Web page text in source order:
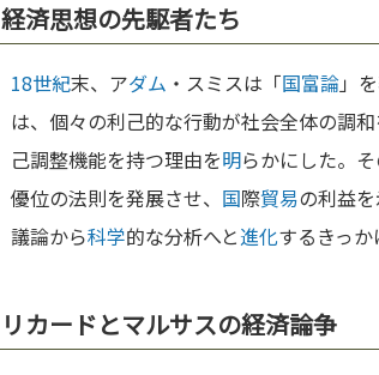
経済思想の先駆者たち
18世紀末、アダム ・スミスは「国富論」
は、個々の利己的な行動が社会全体の調
己調整機能を持つ理由を明らかにした。
優位の法則を発展させ、 国際貿易の利益
議論から科学的な分析へと進化するきっか
リカードとマルサスの経済論争